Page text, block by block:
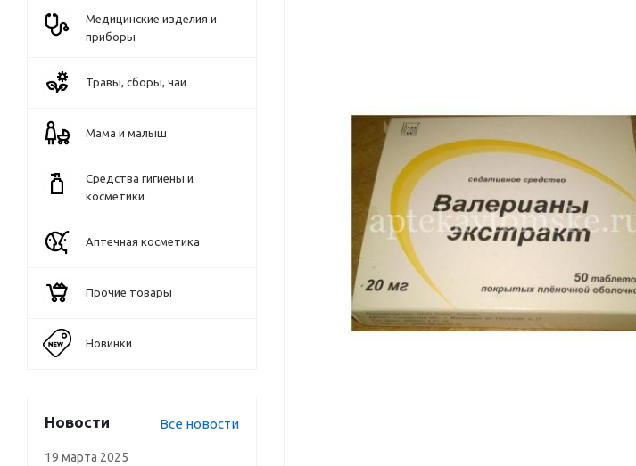
Медицинские изделия и
приборы
Травы, сборы, чаи
Мама и малыш
Средства гигиены и
косметики
Аптечная косметика
Прочие товары
Новинки
Новости Все новости
19 марта 2025